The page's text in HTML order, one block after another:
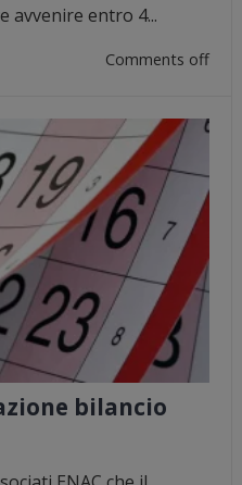
avvenire entro 4...
Comments off
bilancio